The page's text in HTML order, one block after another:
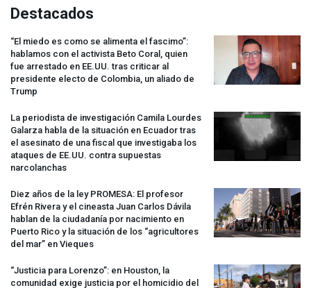
Destacados
“El miedo es como se alimenta el fascimo”:
hablamos con el activista Beto Coral, quien
fue arrestado en EE.UU. tras criticar al
presidente electo de Colombia, un aliado de
Trump
La periodista de investigación Camila Lourdes
Galarza habla de la situación en Ecuador tras
el asesinato de una fiscal que investigaba los
ataques de EE.UU. contra supuestas
narcolanchas
Diez años de la ley PROMESA: El profesor
Efrén Rivera y el cineasta Juan Carlos Dávila
hablan de la ciudadanía por nacimiento en
Puerto Rico y la situación de los “agricultores
del mar” en Vieques
“Justicia para Lorenzo”: en Houston, la
comunidad exige justicia por el homicidio del